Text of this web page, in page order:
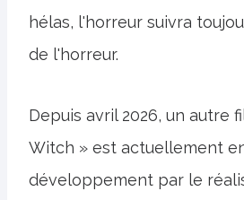
hélas, l'horreur suivra
de l'horreur.
Depuis avril 2026, un autre
Witch » est actuellement
développement par le